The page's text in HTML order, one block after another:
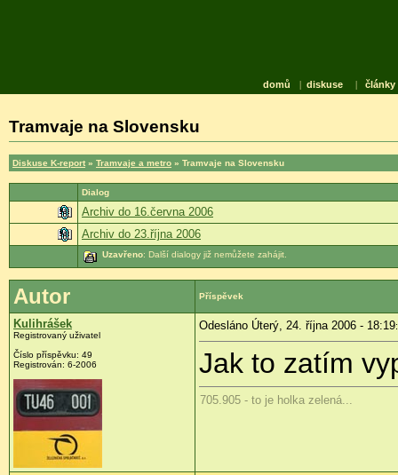
domů | diskuse | články
Tramvaje na Slovensku
Diskuse K-report » Tramvaje a metro » Tramvaje na Slovensku
Dialog
Archiv do 16.června 2006
Archiv do 23.října 2006
Uzavřeno: Další dialogy již nemůžete zahájit.
Autor Příspěvek
Kulihrášek
Registrovaný uživatel
Číslo příspěvku: 49
Registrován: 6-2006
Odesláno Úterý, 24. října 2006 - 18:19
Jak to zatím
705.905 - to je holka zelená...